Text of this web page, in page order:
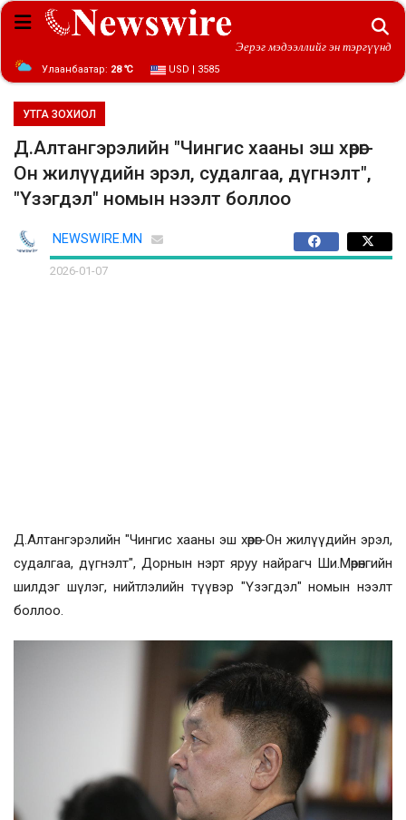
Эерэг мэдээллийг эн тэргүүнд
Улаанбаатар: 28 ℃ USD | 3585
УТГА ЗОХИОЛ
Д.Алтангэрэлийн "Чингис хааны эш хөрөг-
Он жилүүдийн эрэл, судалгаа, дүгнэлт",
"Үзэгдэл" номын нээлт боллоо
NEWSWIRE.MN
2026-01-07
Д.Алтангэрэлийн "Чингис хааны эш хөрөг-Он жилүүдийн эрэл,
судалгаа, дүгнэлт", Дорнын нэрт яруу найрагч Ши.Мөрөнгийн
шилдэг шүлэг, нийтлэлийн түүвэр "Үзэгдэл" номын нээлт
боллоо.